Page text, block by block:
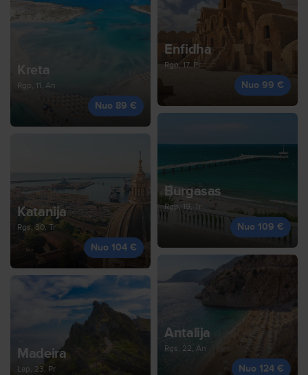
Kreta
Rgp, 11, An
Nuo 89 €
Enfidha
Rgp, 17, Pr
Nuo 99 €
Katanija
Rgs, 30, Tr
Nuo 104 €
Burgasas
Rgp, 19, Tr
Nuo 109 €
Madeira
Lap, 23, Pr
Antalija
Rgs, 22, An
Nuo 124 €